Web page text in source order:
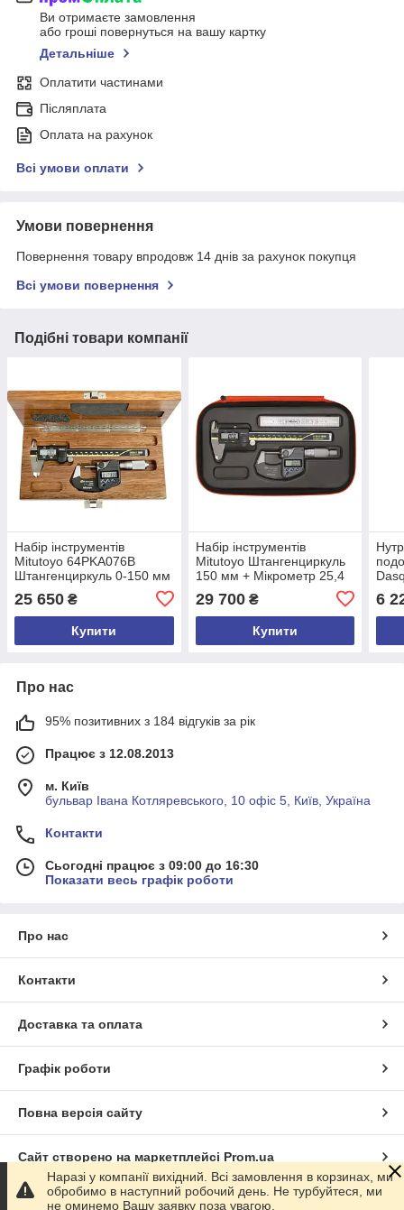
Ви отримаєте замовлення
або гроші повернуться на вашу картку
Детальніше
Оплатити частинами
Післяплата
Оплата на рахунок
Всі умови оплати
Умови повернення
Повернення товару впродовж 14 днів за рахунок покупця
Всі умови повернення
Подібні товари компанії
Набір інструментів
Mitutoyo 64PKA076B
Штангенциркуль 0-150 мм
+ Мікрометр 0-25.4 мм у
дерев'яному кейсі
25 650 ₴
Купити
Набір інструментів
Mitutoyo Штангенциркуль
150 мм + Мікрометр 25,4
кейсі
29 700₴
Купити
6
Про нас
95% позитивних з 184 відгуків за рік
Працює з 12.08.2013
м. Київ
бульвар Івана Котляревського, 10 офіс 5, Київ, Україна
Контакти
Сьогодні працює з 09:00 до 16:30
Показати весь графік роботи
Про нас
Контакти
Доставка та оплата
Графік роботи
Повна версія сайту
Сайт створено на маркетплейсі Prom.ua
Політика конфіденційності
Наразі у компанії вихідний. Всі замовлення в корзинах, ми
обробимо в наступний робочий день. Не турбуйтеся, ми
не оминемо Вашу заявку поза увагою.